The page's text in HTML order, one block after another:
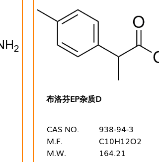
布洛芬EP杂质D
CAS NO.
938-94-3
M.F.
C10H12O2
M.W.
164.21